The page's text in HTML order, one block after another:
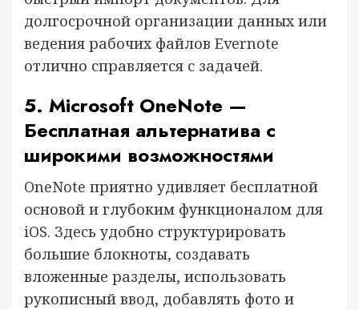
долгосрочной организации данных или
ведения рабочих файлов Evernote
отлично справляется с задачей.
5. Microsoft OneNote —
Бесплатная альтернатива с
широкими возможностями
OneNote приятно удивляет бесплатной
основой и глубоким функционалом для
iOS. Здесь удобно структурировать
большие блокноты, создавать
вложенные разделы, использовать
рукописный ввод, добавлять фото и